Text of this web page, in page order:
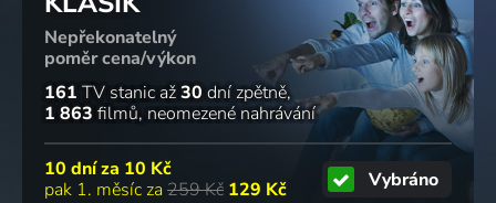
Nepřekonatelný
poměr cena/výkon
161 TV stanic až30 dní zpětně
1 863 filmů neomezené nahrávání
10 dní za 10 Kč
pak 1. měsíc za 259 Kč 129 Kč Vybráno